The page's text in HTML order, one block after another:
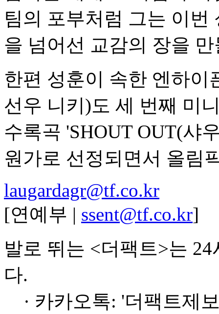
팀의 포부처럼 그는 이번
을 넘어선 교감의 장을
한편 성훈이 속한 엔하이
선우 니키)도 세 번째 미
수록곡 'SHOUT OUT(샤
원가로 선정되면서 올림
laugardagr@tf.co.kr
[연예부 | ssent@tf.co.kr]
발로 뛰는 <더팩트>는
다.
· 카카오톡: '더팩트제